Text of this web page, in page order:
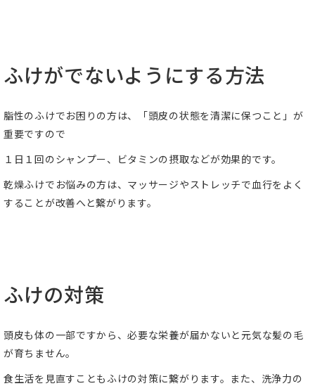
ふけがでないようにする方法
脂性のふけでお困りの方は、「頭皮の状態を清潔に保つこと」が
重要ですので
１日１回のシャンプー、ビタミンの摂取などが効果的です。
乾燥ふけでお悩みの方は、マッサージやストレッチで血行をよく
することが改善へと繋がります。
ふけの対策
頭皮も体の一部ですから、必要な栄養が届かないと元気な髪の毛
が育ちません。
食生活を見直すこともふけの対策に繋がります。また、洗浄力の